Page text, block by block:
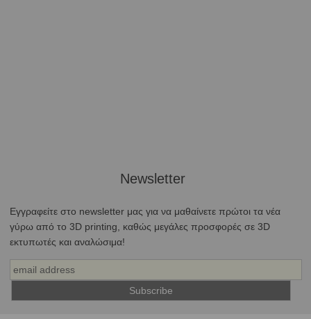
Newsletter
Εγγραφείτε στο newsletter μας για να μαθαίνετε πρώτοι τα νέα
γύρω από το 3D printing, καθώς μεγάλες προσφορές σε 3D
εκτυπωτές και αναλώσιμα!